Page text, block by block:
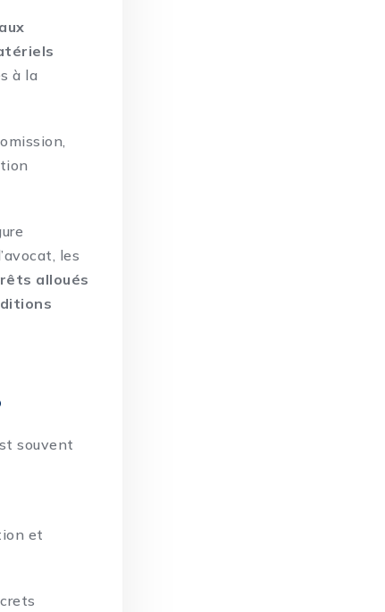
à la
les
alloués
souvent
et